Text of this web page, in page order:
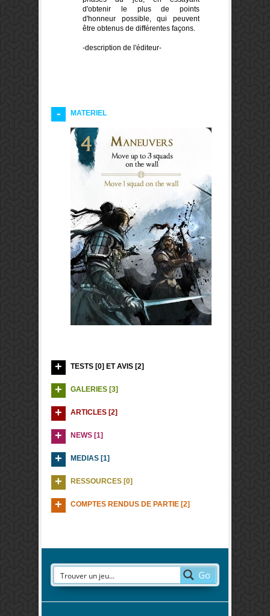
d'obtenir le plus de points
d'honneur possible, qui peuvent
être obtenus de différentes façons.
-description de l'éditeur-
MATERIEL
TESTS [0] ET AVIS [2]
GALERIES [3]
ARTICLES [2]
NEWS [1]
MEDIAS [1]
RESSOURCES [0]
COMPTES RENDUS DE PARTIE [2]
Go